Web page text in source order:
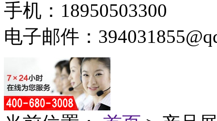
手机：18950503300
电子邮件：